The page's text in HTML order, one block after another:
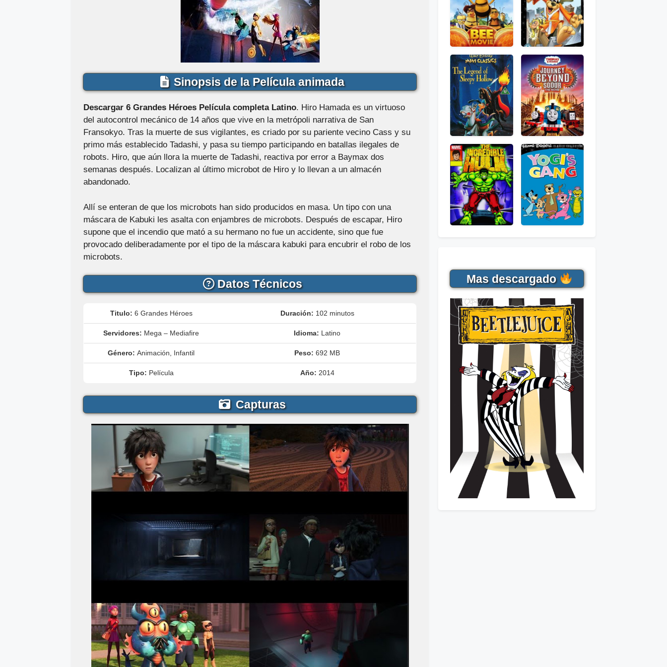
Sinopsis de la Película animada
Descargar 6 Grandes Héroes Película completa Latino. Hiro Hamada es un virtuoso
del autocontrol mecánico de 14 años que vive en la metrópoli narrativa de San
Fransokyo. Tras la muerte de sus vigilantes, es criado por su pariente vecino Cass y su
primo más establecido Tadashi, y pasa su tiempo participando en batallas ilegales de
robots. Hiro, que aún llora la muerte de Tadashi, reactiva por error a Baymax dos
semanas después. Localizan al último microbot de Hiro y lo llevan a un almacén
abandonado.
Allí se enteran de que los microbots han sido producidos en masa. Un tipo con una
máscara de Kabuki les asalta con enjambres de microbots. Después de escapar, Hiro
supone que el incendio que mató a su hermano no fue un accidente, sino que fue
provocado deliberadamente por el tipo de la máscara kabuki para encubrir el robo de los
microbots.
Datos Técnicos
Titulo: 6 Grandes Héroes Duración: 102 minutos
Servidores: Mega – Mediafire Idioma: Latino
Género: Animación, Infantil Peso: 692 MB
Tipo: Película Año: 2014
Capturas
Mas descargado